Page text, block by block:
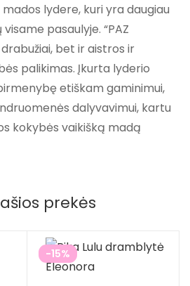
lydere, kuri yra daugiau
pasaulyje. “PAZ
bet ir aistros ir
palikimas. Įkurta lyderio
etiškam gaminimui,
dalyvavimui, kartu
kokybės vaikišką madą
prekės
-15%